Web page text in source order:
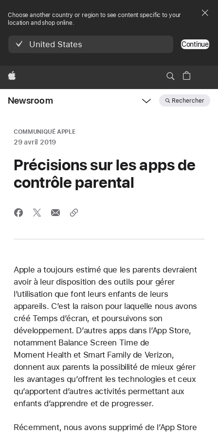
Choose another country or region to see content specific to your
location and shop online.
United States Continue
Apple
Newsroom Rechercher
COMMUNIQUÉ APPLE
29 avril 2019
Précisions sur les apps de
contrôle parental
Apple a toujours estimé que les parents devraient
avoir à leur disposition des outils pour gérer
l’utilisation que font leurs enfants de leurs
appareils. C’est la raison pour laquelle nous avons
créé Temps d’écran, et poursuivons son
développement. D’autres apps dans l’App Store,
notamment Balance Screen Time de
Moment Health et Smart Family de Verizon,
donnent aux parents la possibilité de mieux gérer
les avantages qu’offrent les technologies et ceux
qu’apportent d’autres activités permettant aux
enfants d’apprendre et de progresser.
Récemment, nous avons supprimé de l’App Store